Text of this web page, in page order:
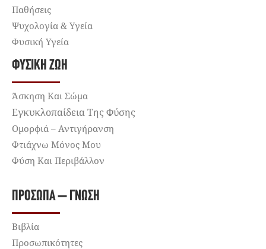
Παθήσεις
Ψυχολογία & Υγεία
Φυσική Υγεία
ΦΥΣΙΚΉ ΖΩΉ
Άσκηση Και Σώμα
Εγκυκλοπαίδεια Της Φύσης
Ομορφιά – Αντιγήρανση
Φτιάχνω Μόνος Μου
Φύση Και Περιβάλλον
ΠΡΌΣΩΠΑ – ΓΝΏΣΗ
Βιβλία
Προσωπικότητες